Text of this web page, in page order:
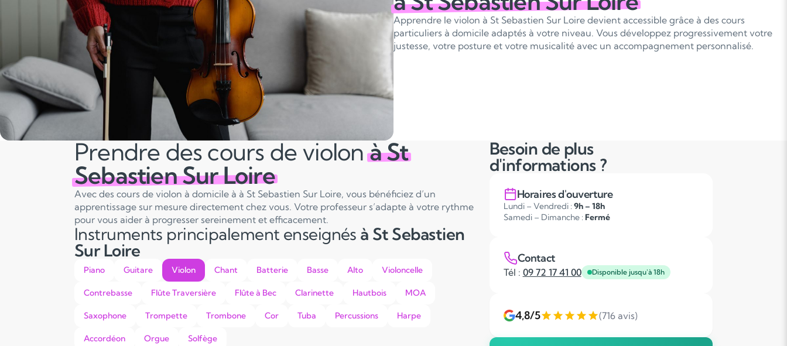
Apprendre le violon à St Sebastien Sur Loire devient accessible grâce à des cours
particuliers à domicile adaptés à votre niveau. Vous développez progressivement votre
justesse, votre posture et votre musicalité avec un accompagnement personnalisé.
Prendre des cours de violonà St
Sebastien Sur Loire
Avec des cours de violon à domicile à à St Sebastien Sur Loire, vous bénéficiez d’un
apprentissage sur mesure directement chez vous. Votre professeur s’adapte à votre rythme
pour vous aider à progresser sereinement et efficacement.
Instruments principalement enseignés à St Sebastien
Sur Loire
Piano Guitare Violon Chant Batterie Basse Alto Violoncelle
Contrebasse Flûte Traversière Flûte à Bec Clarinette Hautbois MOA
Saxophone Trompette Trombone Cor Tuba Percussions Harpe
Accordéon Orgue Solfège
Besoin de plus
d'informations ?
Horaires d'ouverture
Lundi – Vendredi : 9h – 18h
Samedi – Dimanche : Fermé
Contact
Tél : 09 72 17 41 00 Disponible jusqu'à 18h
4,8/5 (716 avis)